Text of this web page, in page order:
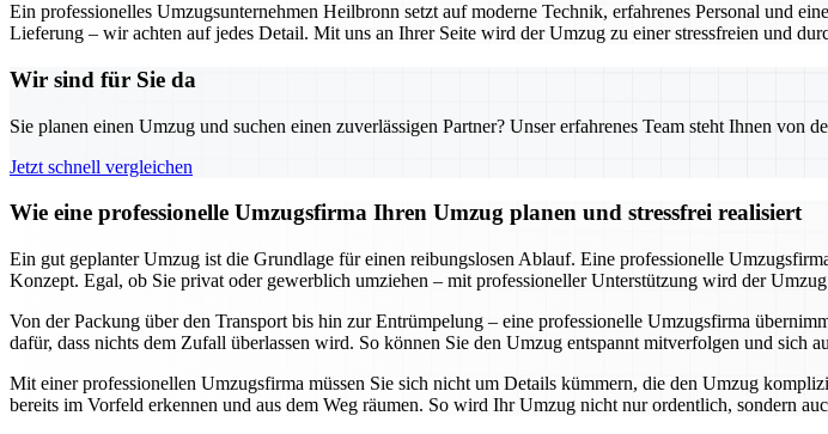
Ein professionelles Umzugsunternehmen Heilbronn setzt auf moderne Technik, erfahrenes Personal und
Lieferung – wir achten auf jedes Detail. Mit uns an Ihrer Seite wird der Umzug zu einer stressfreien und
Wir sind für Sie da
Sie planen einen Umzug und suchen einen zuverlässigen Partner? Unser erfahrenes Team steht Ihnen
Jetzt schnell vergleichen
Wie eine professionelle Umzugsfirma Ihren Umzug planen und stressfrei realisiert
Ein gut geplanter Umzug ist die Grundlage für einen reibungslosen Ablauf. Eine professionelle
Konzept. Egal, ob Sie privat oder gewerblich umziehen – mit professioneller Unterstützung wird der
Von der Packung über den Transport bis hin zur Entrümpelung – eine professionelle Umzugsfirma
dafür, dass nichts dem Zufall überlassen wird. So können Sie den Umzug entspannt mitverfolgen und sich
Mit einer professionellen Umzugsfirma müssen Sie sich nicht um Details kümmern, die den Umzug
bereits im Vorfeld erkennen und aus dem Weg räumen. So wird Ihr Umzug nicht nur ordentlich, sondern